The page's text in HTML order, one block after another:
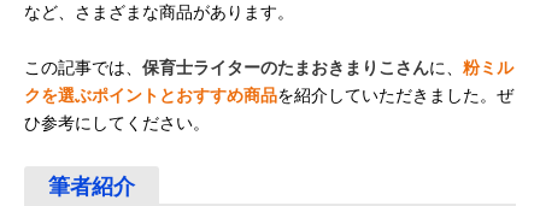
など、さまざまな商品があります。
この記事では、 保育士ライターのたまおきまりこさんに、 粉ミル
クを選ぶポイントとおすすめ商品を紹介していただきました。ぜ
ひ参考にしてください。